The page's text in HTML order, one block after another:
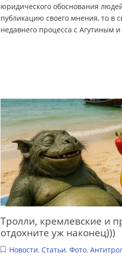
юридического обоснования
публикацию своего мнения, то в
недавнего процесса с Агутиным
Тролли, кремлевские и
отдохните уж наконец)))
Новости, Статьи,Фото,